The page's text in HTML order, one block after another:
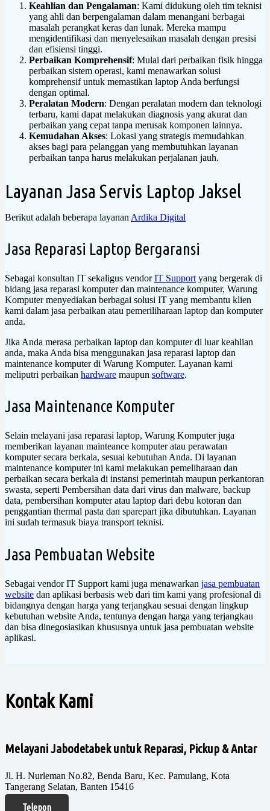
Keahlian dan Pengalaman: Kami didukung oleh tim teknisi
yang ahli dan berpengalaman dalam menangani berbagai
masalah perangkat keras dan lunak. Mereka mampu
mengidentifikasi dan menyelesaikan masalah dengan presisi
dan efisiensi tinggi.
Perbaikan Komprehensif: Mulai dari perbaikan fisik hingga
perbaikan sistem operasi, kami menawarkan solusi
komprehensif untuk memastikan laptop Anda berfungsi
dengan optimal.
Peralatan Modern: Dengan peralatan modern dan teknologi
terbaru, kami dapat melakukan diagnosis yang akurat dan
perbaikan yang cepat tanpa merusak komponen lainnya.
Kemudahan Akses: Lokasi yang strategis memudahkan
akses bagi para pelanggan yang membutuhkan layanan
perbaikan tanpa harus melakukan perjalanan jauh.
Layanan Jasa Servis Laptop Jaksel
Berikut adalah beberapa layanan Ardika Digital
Jasa Reparasi Laptop Bergaransi
Sebagai konsultan IT sekaligus vendorIT Support yang bergerak di
bidang jasa reparasi komputer dan maintenance komputer, Warung
Komputer menyediakan berbagai solusi IT yang membantu klien
kami dalam jasa perbaikan atau pemeriliharaan laptop dan komputer
anda.
Jika Anda merasa perbaikan laptop dan komputer di luar keahlian
anda, maka Anda bisa menggunakan jasa reparasi laptop dan
maintenance komputer di Warung Komputer. Layanan kami
meliputri perbaikan hardware maupun software.
Jasa Maintenance Komputer
Selain melayani jasa reparasi laptop, Warung Komputer juga
memberikan layanan mainteance komputer atau perawatan
komputer secara berkala, sesuai kebutuhan Anda. Di layanan
maintenance komputer ini kami melakukan pemeliharaan dan
perbaikan secara berkala di instansi pemerintah maupun perkantoran
swasta, seperti Pembersihan data dari virus dan malware, backup
data, pembersihan komputer atau laptop dari debu kotoran dan
penggantian thermal pasta dan sparepart jika dibutuhkan. Layanan
ini sudah termasuk biaya transport teknisi.
Jasa Pembuatan Website
Sebagai vendor IT Support kami juga menawarkan jasa pembuatan
website dan aplikasi berbasis web dari tim kami yang profesional di
bidangnya dengan harga yang terjangkau sesuai dengan lingkup
kebutuhan website Anda, tentunya dengan harga yang terjangkau
dan bisa dinegosiasikan khususnya untuk jasa pembuatan website
aplikasi.
Kontak Kami
Melayani Jabodetabek untuk Reparasi, Pickup & Antar
Jl. H. Nurleman No.82, Benda Baru, Kec. Pamulang, Kota
Tangerang Selatan, Banten 15416
Telepon